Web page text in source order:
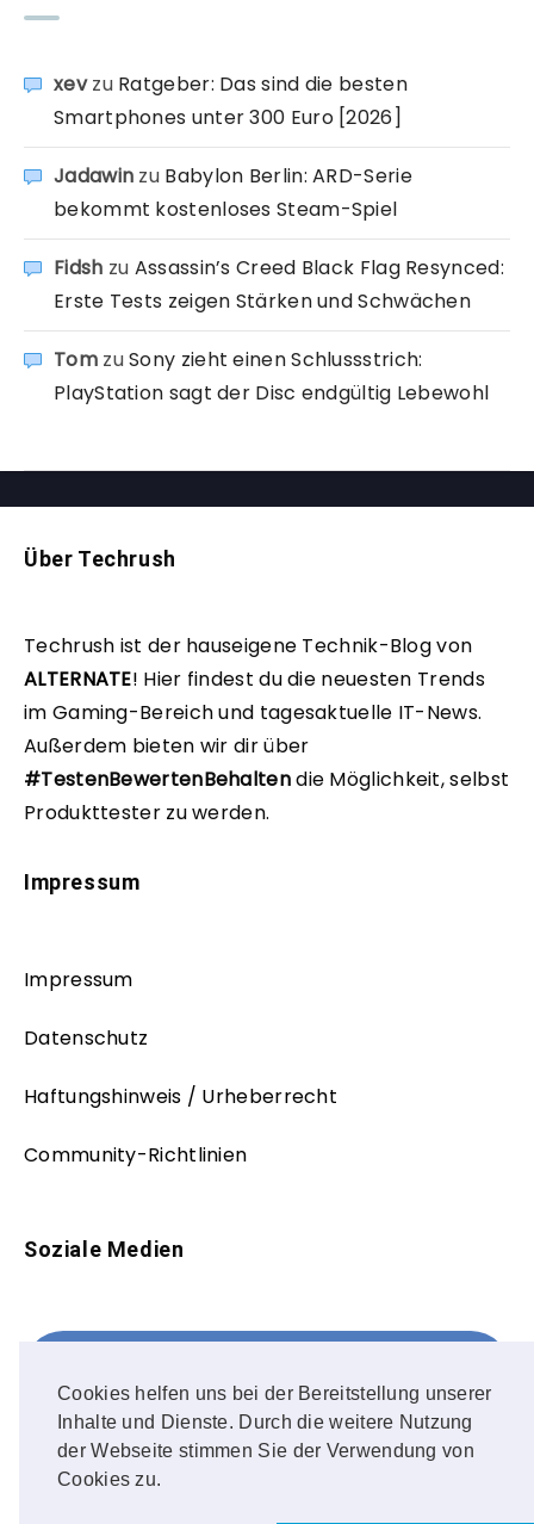
Cookies helfen uns bei der Bereitstellung unserer
Inhalte und Dienste. Durch die weitere Nutzung
der Webseite stimmen Sie der Verwendung von
Cookies zu.
xevzu Ratgeber: Das sind die besten
Smartphones unter 300 Euro [2026]
Jadawin zu Babylon Berlin: ARD-Serie
bekommt kostenloses Steam-Spiel
Fidsh zu Assassin’s Creed Black Flag Resynced:
Erste Tests zeigen Stärken und Schwächen
TomzuSony zieht einen Schlussstrich:
PlayStation sagt der Disc endgültig Lebewohl
Über Techrush
Techrush ist der hauseigene Technik-Blog von
ALTERNATE! Hier findest du die neuesten Trends
im Gaming-Bereich und tagesaktuelle IT-News.
Außerdem bieten wir dir über
#TestenBewertenBehaltendie Möglichkeit, selbst
Produkttester zu werden.
Impressum
Impressum
Datenschutz
Haftungshinweis / Urheberrecht
Community-Richtlinien
Soziale Medien
FOLLOW ME!
Instagram
OUR PHOTOS!